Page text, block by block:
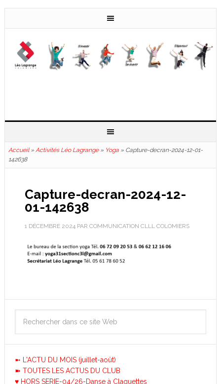
Accueil» Activités Léo Lagrange» Yoga» Capture-decran-2024-12-01-
142638
Capture-decran-2024-12-
01-142638
1 DÉCEMBRE 2024PAR COMMUNICATION CLLL COLOMIERS
➼ L'ACTU DU MOIS (juillet-août)
➽ TOUTES LES ACTUS DU CLUB
♥ HORS SERIE-04/26-Danse à Claquettes